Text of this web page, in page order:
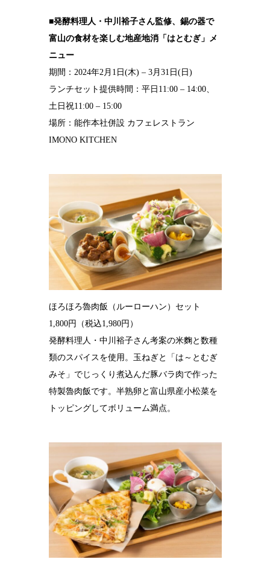
■発酵料理人・中川裕子さん監修、錫の器で
富山の食材を楽しむ地産地消「はとむぎ」メ
ニュー
期間：2024年2月1日(木) – 3月31日(日)
ランチセット提供時間：平日11:00 – 14:00、
土日祝11:00 – 15:00
場所：能作本社併設 カフェレストラン
IMONO KITCHEN
ほろほろ魯肉飯（ルーローハン）セット
1,800円（税込1,980円）
発酵料理人・中川裕子さん考案の米麴と数種
類のスパイスを使用。玉ねぎと「は～とむぎ
みそ」でじっくり煮込んだ豚バラ肉で作った
特製魯肉飯です。半熟卵と富山県産小松菜を
トッピングしてボリューム満点。